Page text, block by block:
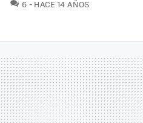
6 HACE 14 AÑOS